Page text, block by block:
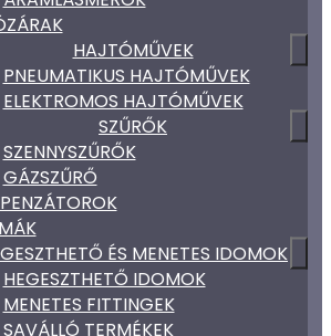
HAJTÓMŰVEK
PNEUMATIKUS HAJTÓMŰVEK
ELEKTROMOS HAJTÓMŰVEK
SZŰRŐK
SZENNYSZŰRŐK
GÁZSZŰRŐ
ÉS MENETES IDOMOK
HEGESZTHETŐ IDOMOK
MENETES FITTINGEK
SAVÁLLÓ TERMÉKEK